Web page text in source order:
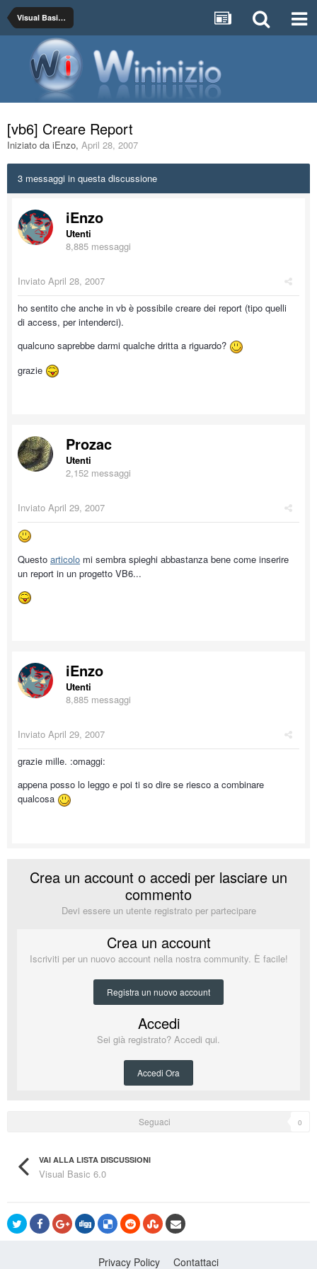
Visual Basic 6.0
[vb6] Creare Report
Iniziato da iEnzo, April 28, 2007
3 messaggi in questa discussione
iEnzo
Utenti
8,885 messaggi
Inviato April 28, 2007
ho sentito che anche in vb è possibile creare dei report (tipo quelli
di access, per intenderci).
qualcuno saprebbe darmi qualche dritta a riguardo?
grazie
Prozac
Utenti
2,152 messaggi
Inviato April 29, 2007
Questo articolo mi sembra spieghi abbastanza bene come inserire
un report in un progetto VB6...
iEnzo
Utenti
8,885 messaggi
Inviato April 29, 2007
grazie mille. :omaggi:
appena posso lo leggo e poi ti so dire se riesco a combinare
qualcosa
Crea un account o accedi per lasciare un
commento
Devi essere un utente registrato per partecipare
Crea un account
Iscriviti per un nuovo account nella nostra community. È facile!
Registra un nuovo account
Accedi
Sei già registrato? Accedi qui.
Accedi Ora
Seguaci 0
VAI ALLA LISTA DISCUSSIONI
Visual Basic 6.0
Privacy Policy Contattaci